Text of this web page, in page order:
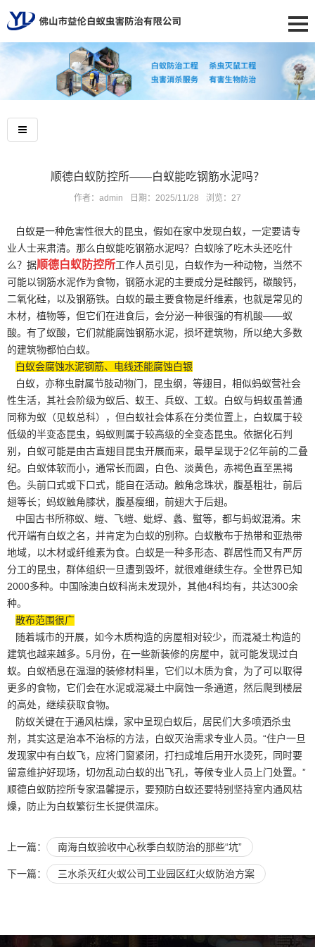
顺德白蚁防控所——白蚁能吃钢筋水泥吗？
作者：admin 日期：2025/11/28 浏览： 27
白蚁是一种危害性很大的昆虫，假如在家中发现白蚁，一定要请专
业人士来肃清。那么白蚁能吃钢筋水泥吗？白蚁除了吃木头还吃什
么？据顺德白蚁防控所工作人员引见，白蚁作为一种动物，当然不
可能以钢筋水泥作为食物，钢筋水泥的主要成分是硅酸钙，碳酸钙，
二氧化硅，以及钢筋铁。白蚁的最主要食物是纤维素，也就是常见的
木材，植物等，但它们在进食后，会分泌一种很强的有机酸——蚁
酸。有了蚁酸，它们就能腐蚀钢筋水泥，损坏建筑物，所以绝大多数
的建筑物都怕白蚁。
白蚁会腐蚀水泥钢筋、电线还能腐蚀白银
白蚁，亦称虫尉属节肢动物门，昆虫纲，等翅目，相似蚂蚁营社会
性生活，其社会阶级为蚁后、蚁王、兵蚁、工蚁。白蚁与蚂蚁虽普通
同称为蚁（见蚁总科），但白蚁社会体系在分类位置上，白蚁属于较
低级的半变态昆虫，蚂蚁则属于较高级的全变态昆虫。依据化石判
别，白蚁可能是由古直翅目昆虫开展而来，最早呈现于2亿年前的二叠
纪。白蚁体软而小，通常长而圆，白色、淡黄色，赤褐色直至黑褐
色。头前口式或下口式，能自在活动。触角念珠状，腹基粗壮，前后
翅等长；蚂蚁触角膝状，腹基瘦细，前翅大于后翅。
中国古书所称蚁、螘、飞螘、蚍蜉、蠡、螱等，都与蚂蚁混淆。宋
代开端有白蚁之名，并肯定为白蚁的别称。白蚁散布于热带和亚热带
地域，以木材或纤维素为食。白蚁是一种多形态、 群居性而又有严厉
分工的昆虫，群体组织一旦遭到毁坏，就很难继续生存。全世界已知
2000多种。中国除澳白蚁科尚未发现外，其他4科均有，共达300余
种。
散布范围很广
随着城市的开展，如今木质构造的房屋相对较少，而混凝土构造的
建筑也越来越多。5月份，在一些新装修的房屋中，就可能发现过白
蚁。白蚁栖息在温湿的装修材料里，它们以木质为食，为了可以取得
更多的食物，它们会在水泥或混凝土中腐蚀一条通道，然后爬到楼层
的高处，继续获取食物。
防蚁关键在于通风枯燥，家中呈现白蚁后，居民们大多喷洒杀虫
剂 ，其实这是治本不治标的方法，白蚁灭治需求专业人员。“住户一旦
发现家中有白蚁飞，应将门窗紧闭，打扫成堆后用开水烫死，同时要
留意维护好现场，切勿乱动白蚁的出飞孔，等候专业人员上门处置。”
顺德白蚁防控所专家温馨提示，要预防白蚁还要特别坚持室内通风枯
燥，防止为白蚁繁衍生长提供温床。
上一篇： 南海白蚁验收中心秋季白蚁防治的那些“坑”
下一篇： 三水杀灭红火蚁公司工业园区红火蚁防治方案